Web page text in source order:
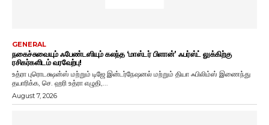
GENERAL
நகைச்சுவையும் ஃபேண்டஸியும் கலந்த ‘மாஸ்டர் பிளான்’ ஃபர்ஸ்ட் லுக்கிற்கு
ரசிகர்களிடம் வரவேற்பு!
உத்ரா புரொடக்ஷன்ஸ் மற்றும் டிஜே இன்டர்நேஷனல் மற்றும் தியா ஃபிலிம்ஸ் இணைந்து
தயாரிக்க, செ. ஹரி உத்ரா எழுதி,...
August 7, 2026